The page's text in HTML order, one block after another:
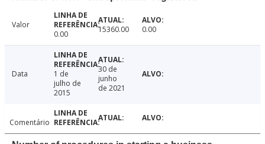
Valor
0.00
15360.00 0.00
Data
1 de
julho de
2015
30 de
junho
de 2021
Comentário